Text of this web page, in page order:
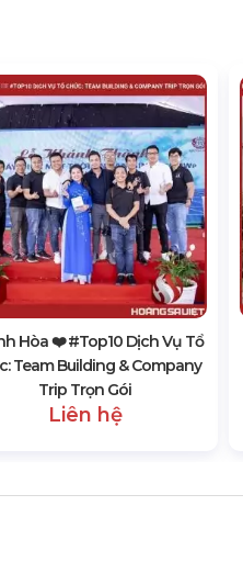
Hòa ❤️️ #top10 Dịch Vụ Tổ
Team Building & Company
Trip Trọn Gói
Liên hệ